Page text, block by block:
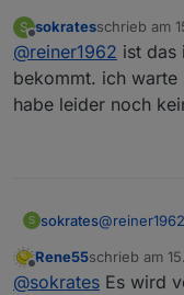
dann
reichen
S
Offline
sokratesschrieb am
zuletzt
@reiner1962 ist das
bekommt. ich
habe leider noch
S sokrates@reiner1962
und habe
(
Offline
Rene55schrieb am
zuletzt
@sokrates Es wird